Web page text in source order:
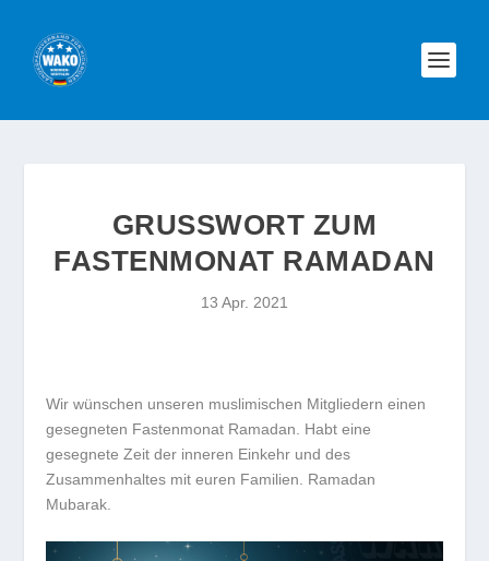
GRUSSWORT ZUM F
ASTENMONAT RAMADAN
13 Apr. 2021
Wir wünschen unseren muslimischen Mitgliedern einen
gesegneten Fastenmonat Ramadan. Habt eine
gesegnete Zeit der inneren Einkehr und des
Zusammenhaltes mit euren Familien. Ramadan
Mubarak.